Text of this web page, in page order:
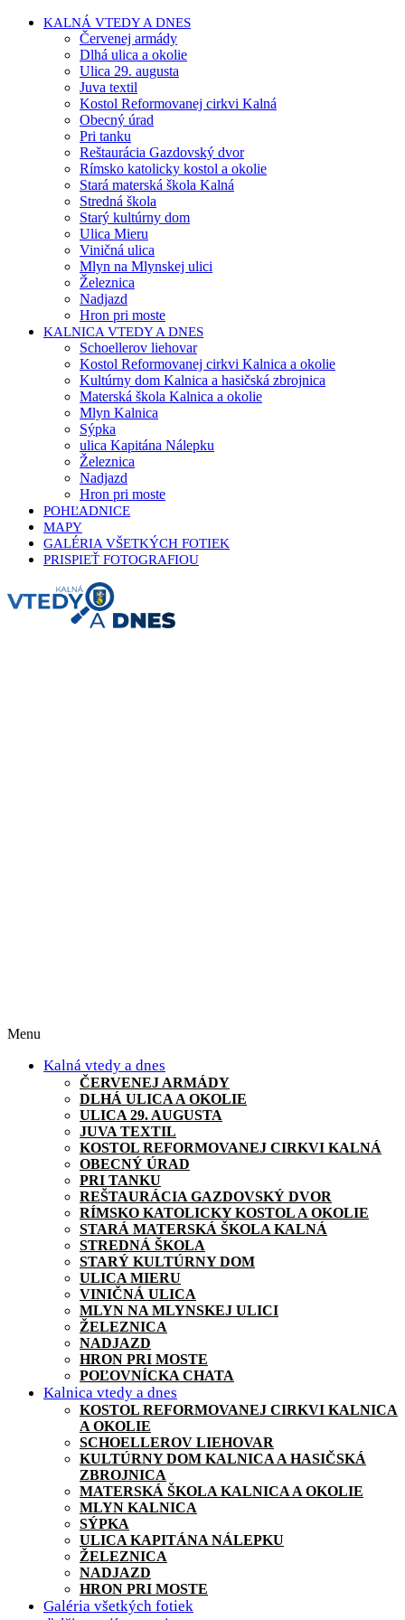
KALNÁ VTEDY A DNES
Červenej armády
Dlhá ulica a okolie
Ulica 29. augusta
Juva textil
Kostol Reformovanej cirkvi Kalná
Obecný úrad
Pri tanku
Reštaurácia Gazdovský dvor
Rímsko katolicky kostol a okolie
Stará materská škola Kalná
Stredná škola
Starý kultúrny dom
Ulica Mieru
Viničná ulica
Mlyn na Mlynskej ulici
Železnica
Nadjazd
Hron pri moste
KALNICA VTEDY A DNES
Schoellerov liehovar
Kostol Reformovanej cirkvi Kalnica a okolie
Kultúrny dom Kalnica a hasičská zbrojnica
Materská škola Kalnica a okolie
Mlyn Kalnica
Sýpka
ulica Kapitána Nálepku
Železnica
Nadjazd
Hron pri moste
POHĽADNICE
MAPY
GALÉRIA VŠETKÝCH FOTIEK
PRISPIEŤ FOTOGRAFIOU
Menu
Kalná vtedy a dnes
ČERVENEJ ARMÁDY
DLHÁ ULICA A OKOLIE
ULICA 29. AUGUSTA
JUVA TEXTIL
KOSTOL REFORMOVANEJ CIRKVI KALNÁ
OBECNÝ ÚRAD
PRI TANKU
REŠTAURÁCIA GAZDOVSKÝ DVOR
RÍMSKO KATOLICKY KOSTOL A OKOLIE
STARÁ MATERSKÁ ŠKOLA KALNÁ
STREDNÁ ŠKOLA
STARÝ KULTÚRNY DOM
ULICA MIERU
VINIČNÁ ULICA
MLYN NA MLYNSKEJ ULICI
ŽELEZNICA
NADJAZD
HRON PRI MOSTE
POĽOVNÍCKA CHATA
Kalnica vtedy a dnes
KOSTOL REFORMOVANEJ CIRKVI KALNICA
A OKOLIE
SCHOELLEROV LIEHOVAR
KULTÚRNY DOM KALNICA A HASIČSKÁ
ZBROJNICA
MATERSKÁ ŠKOLA KALNICA A OKOLIE
MLYN KALNICA
SÝPKA
ULICA KAPITÁNA NÁLEPKU
ŽELEZNICA
NADJAZD
HRON PRI MOSTE
Galéria všetkých fotiek